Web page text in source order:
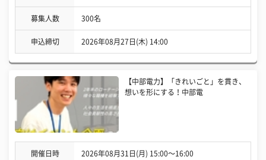
募集人数 300名
申込締切 2026年08月27日(木) 14:00
【中部電力】「きれいごと」を貫き、
想いを形にする！中部電
開催日時 2026年08月31日(月) 15:00〜16:00